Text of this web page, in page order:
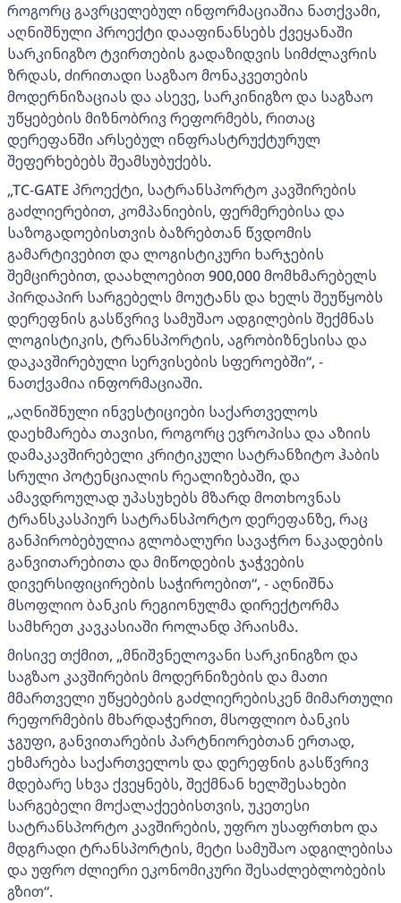
როგორც გავრცელებულ ინფორმაციაშია ნათქვამი,
აღნიშნული პროექტი დააფინანსებს ქვეყანაში
სარკინიგზო ტვირთების გადაზიდვის სიმძლავრის
ზრდას, ძირითადი საგზაო მონაკვეთების
მოდერნიზაციას და ასევე, სარკინიგზო და საგზაო
უწყებების მიზნობრივ რეფორმებს, რითაც
დერეფანში არსებულ ინფრასტრუქტურულ
შეფერხებებს შეამსუბუქებს.
„TC-GATE პროექტი, სატრანსპორტო კავშირების
გაძლიერებით, კომპანიების, ფერმერებისა და
საზოგადოებისთვის ბაზრებთან წვდომის
გამარტივებით და ლოგისტიკური ხარჯების
შემცირებით, დაახლოებით 900,000 მომხმარებელს
პირდაპირ სარგებელს მოუტანს და ხელს შეუწყობს
დერეფნის გასწვრივ სამუშაო ადგილების შექმნას
ლოგისტიკის, ტრანსპორტის, აგრობიზნესისა და
დაკავშირებული სერვისების სფეროებში“, -
ნათქვამია ინფორმაციაში.
„აღნიშნული ინვესტიციები საქართველოს
დაეხმარება თავისი, როგორც ევროპისა და აზიის
დამაკავშირებელი კრიტიკული სატრანზიტო ჰაბის
სრული პოტენციალის რეალიზებაში, და
ამავდროულად უპასუხებს მზარდ მოთხოვნას
ტრანსკასპიურ სატრანსპორტო დერეფანზე, რაც
განპირობებულია გლობალური სავაჭრო ნაკადების
განვითარებითა და მიწოდების ჯაჭვების
დივერსიფიცირების საჭიროებით“, - აღნიშნა
მსოფლიო ბანკის რეგიონულმა დირექტორმა
სამხრეთ კავკასიაში როლანდ პრაისმა.
მისივე თქმით, „მნიშვნელოვანი სარკინიგზო და
საგზაო კავშირების მოდერნიზების და მათი
მმართველი უწყებების გაძლიერებისკენ მიმართული
რეფორმების მხარდაჭერით, მსოფლიო ბანკის
ჯგუფი, განვითარების პარტნიორებთან ერთად,
ეხმარება საქართველოს და დერეფნის გასწვრივ
მდებარე სხვა ქვეყნებს, შექმნან ხელშესახები
სარგებელი მოქალაქეებისთვის, უკეთესი
სატრანსპორტო კავშირების, უფრო უსაფრთხო და
მდგრადი ტრანსპორტის, მეტი სამუშაო ადგილებისა
და უფრო ძლიერი ეკონომიკური შესაძლებლობების
გზით“.